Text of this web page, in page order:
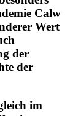
Calw
Wert
der
der